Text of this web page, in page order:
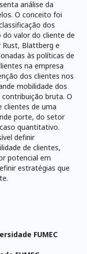
análise da
O conceito foi
dos
valor do cliente de
Blattberg e
às políticas de
na empresa
dos clientes nos
mobilidade dos
bruta. O
de uma
porte, do setor
quantitativo.
definir
de clientes,
potencial em
estratégias que
FUMEC